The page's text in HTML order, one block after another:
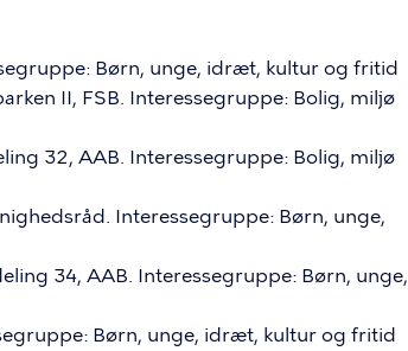
Børn, unge, idræt, kultur og fritid
II, FSB. Interessegruppe: Bolig, miljø
32, AAB. Interessegruppe: Bolig, miljø
Interessegruppe: Børn, unge,
34, AAB. Interessegruppe: Børn, unge,
Børn, unge, idræt, kultur og fritid